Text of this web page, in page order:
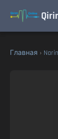
Главная ›